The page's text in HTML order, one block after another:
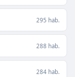
295 hab.
288 hab.
284 hab.